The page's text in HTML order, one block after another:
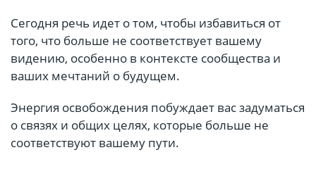
Сегодня речь идет о том, чтобы избавиться от
того, что больше не соответствует вашему
видению, особенно в контексте сообщества и
ваших мечтаний о будущем.
Энергия освобождения побуждает вас задуматься
о связях и общих целях, которые больше не
соответствуют вашему пути.